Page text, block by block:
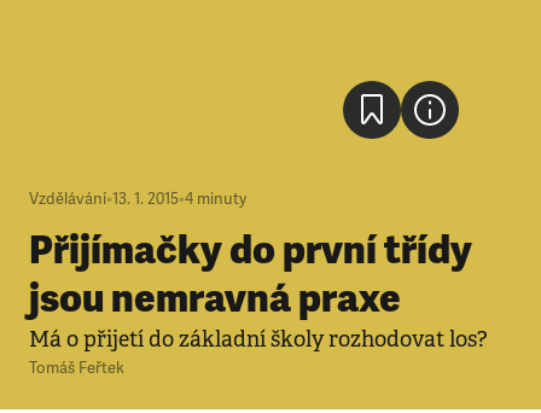
Vzdělávání•13. 1. 2015•4 minuty
Přijímačky do první třídy
jsou nemravná praxe
Má o přijetí do základní školy rozhodovat los?
Tomáš Feřtek